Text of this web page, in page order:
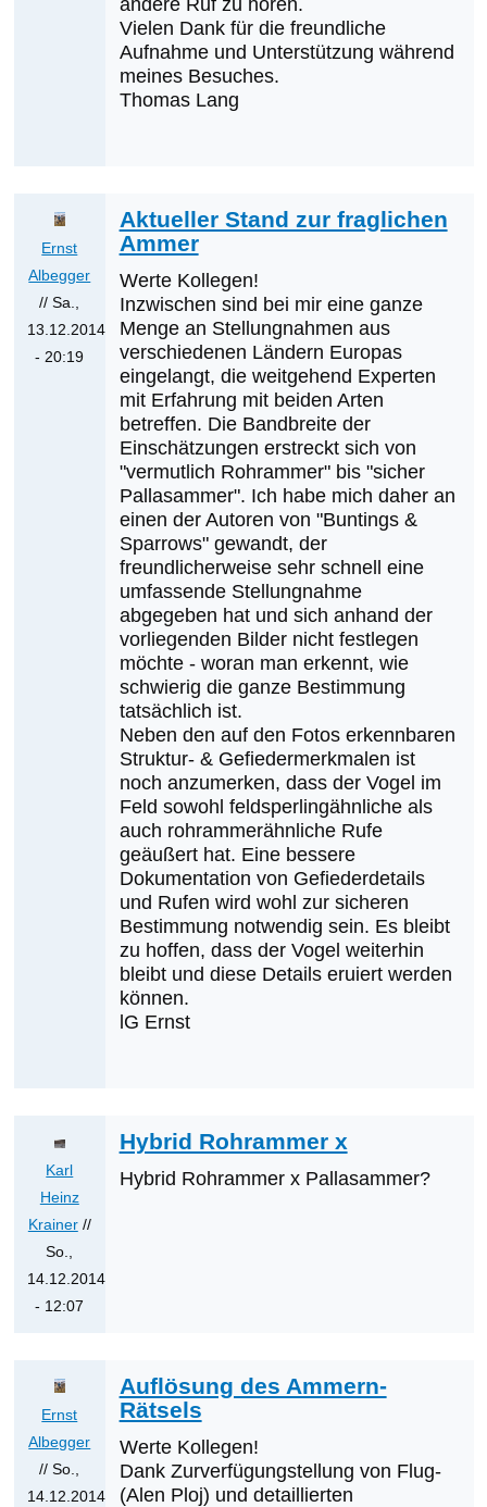
andere Ruf zu hören.
Vielen Dank für die freundliche
Aufnahme und Unterstützung während
meines Besuches.
Thomas Lang
Ernst
Albegger
// Sa.,
13.12.2014
- 20:19
Aktueller Stand zur fraglichen
Ammer
Werte Kollegen!
Inzwischen sind bei mir eine ganze
Menge an Stellungnahmen aus
verschiedenen Ländern Europas
eingelangt, die weitgehend Experten
mit Erfahrung mit beiden Arten
betreffen. Die Bandbreite der
Einschätzungen erstreckt sich von
"vermutlich Rohrammer" bis "sicher
Pallasammer". Ich habe mich daher an
einen der Autoren von "Buntings &
Sparrows" gewandt, der
freundlicherweise sehr schnell eine
umfassende Stellungnahme
abgegeben hat und sich anhand der
vorliegenden Bilder nicht festlegen
möchte - woran man erkennt, wie
schwierig die ganze Bestimmung
tatsächlich ist.
Neben den auf den Fotos erkennbaren
Struktur- & Gefiedermerkmalen ist
noch anzumerken, dass der Vogel im
Feld sowohl feldsperlingähnliche als
auch rohrammerähnliche Rufe
geäußert hat. Eine bessere
Dokumentation von Gefiederdetails
und Rufen wird wohl zur sicheren
Bestimmung notwendig sein. Es bleibt
zu hoffen, dass der Vogel weiterhin
bleibt und diese Details eruiert werden
können.
lG Ernst
Karl
Heinz
Krainer//
So.,
14.12.2014
- 12:07
Aktueller
Stand
zur
fraglichen
Ammer
Hybrid Rohrammer x
Hybrid Rohrammer x Pallasammer?
Ernst
Albegger
// So.,
14.12.2014
Auflösung des Ammern-
Rätsels
Werte Kollegen!
Dank Zurverfügungstellung von Flug-
(Alen Ploj) und detaillierten